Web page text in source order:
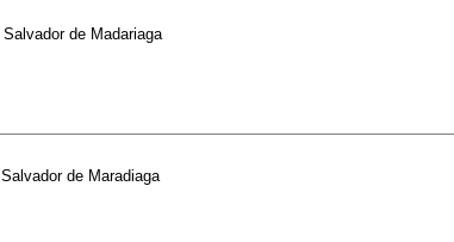
Salvador de Madariaga
Salvador de Maradiaga